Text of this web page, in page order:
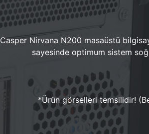
Casper Nirvana N200 masaüstü
sayesinde optimum sistem
*Ürün görselleri temsilidir!